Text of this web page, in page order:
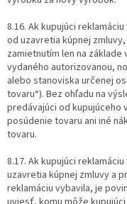
8.16. Ak kupujúci
od uzavretia kúpnej
zamietnutím len na
vydaného autorizovanou,
alebo stanoviska určenej
tovaru“). Bez ohľadu na
predávajúci od kupujúceho
posúdenie tovaru ani iné
tovaru.
8.17. Ak kupujúci
uzavretia kúpnej zmluvy a
reklamáciu vybavila, je